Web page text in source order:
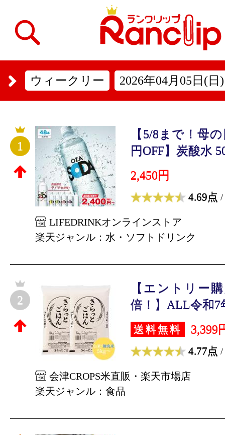
ウィークリー 2026年04月05日(日)
1
【5/8まで！母
円OFF】炭酸水
2,450円
4.69点 /
LIFEDRINKオンラインストア
楽天ジャンル：水・ソフトドリンク
2
【エントリー
倍！】ALL令和7
送料無料 3,399
4.77点 /
会津CROPS米直販・楽天市場店
楽天ジャンル：食品